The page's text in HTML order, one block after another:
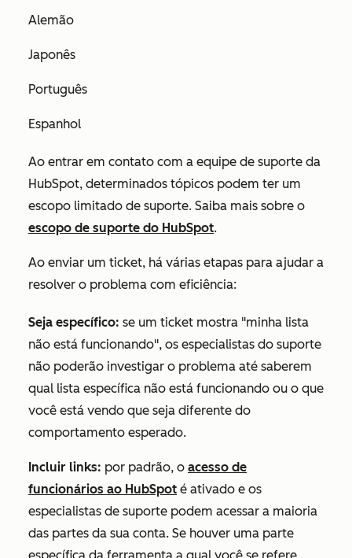
Alemão
Japonês
Português
Espanhol
Ao entrar em contato com a equipe de suporte da
HubSpot, determinados tópicos podem ter um
escopo limitado de suporte. Saiba mais sobre o
escopo de suporte do HubSpot.
Ao enviar um ticket, há várias etapas para ajudar a
resolver o problema com eficiência:
Seja específico: se um ticket mostra "minha lista
não está funcionando", os especialistas do suporte
não poderão investigar o problema até saberem
qual lista específica não está funcionando ou o que
você está vendo que seja diferente do
comportamento esperado.
Incluir links: por padrão, o acesso de
funcionários ao HubSpot é ativado e os
especialistas de suporte podem acessar a maioria
das partes da sua conta. Se houver uma parte